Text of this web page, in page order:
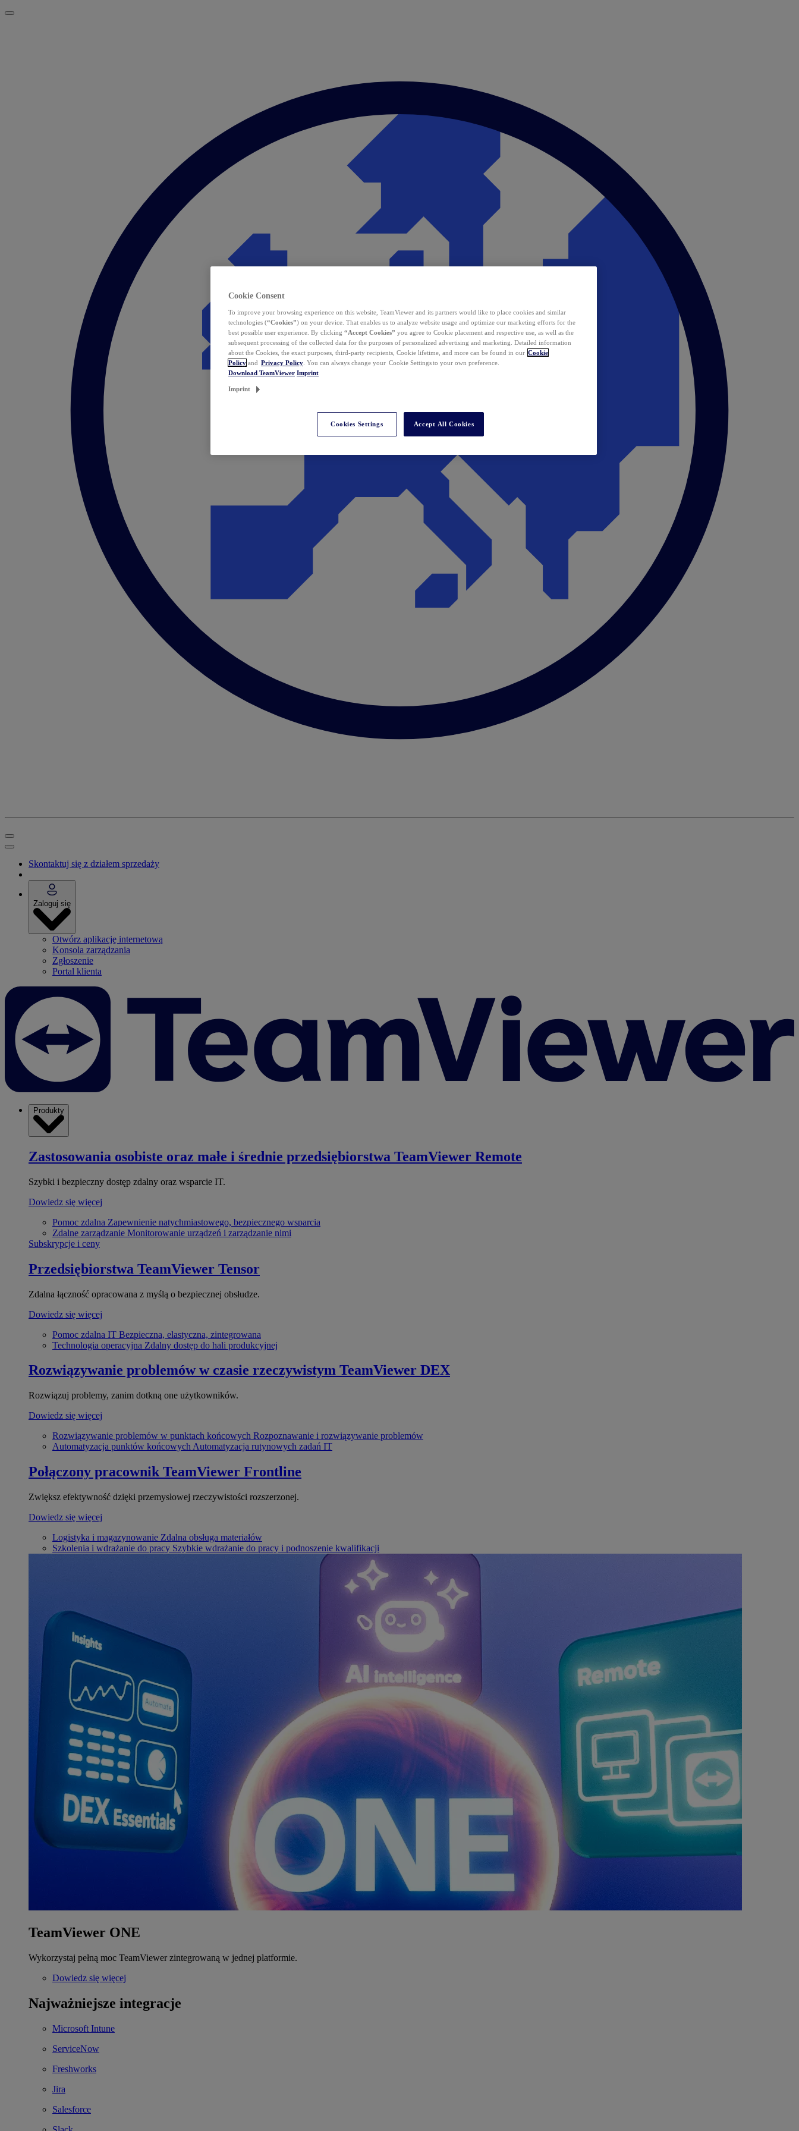
Skontaktuj się z działem sprzedaży
Zaloguj się
Otwórz aplikację internetową
Konsola zarządzania
Zgłoszenie
Portal klienta
Produkty
Zastosowania osobiste oraz małe i średnie przedsiębiorstwa TeamViewer Remote
Szybki i bezpieczny dostęp zdalny oraz wsparcie IT.
Dowiedz się więcej
Pomoc zdalna Zapewnienie natychmiastowego, bezpiecznego wsparcia
Zdalne zarządzanie Monitorowanie urządzeń i zarządzanie nimi
Subskrypcje i ceny
Przedsiębiorstwa TeamViewer Tensor
Zdalna łączność opracowana z myślą o bezpiecznej obsłudze.
Dowiedz się więcej
Pomoc zdalna IT Bezpieczna, elastyczna, zintegrowana
Technologia operacyjna Zdalny dostęp do hali produkcyjnej
Rozwiązywanie problemów w czasie rzeczywistym TeamViewer DEX
Rozwiązuj problemy, zanim dotkną one użytkowników.
Dowiedz się więcej
Rozwiązywanie problemów w punktach końcowych Rozpoznawanie i rozwiązywanie problemów
Automatyzacja punktów końcowych Automatyzacja rutynowych zadań IT
Połączony pracownik TeamViewer Frontline
Zwiększ efektywność dzięki przemysłowej rzeczywistości rozszerzonej.
Dowiedz się więcej
Logistyka i magazynowanie Zdalna obsługa materiałów
Szkolenia i wdrażanie do pracy Szybkie wdrażanie do pracy i podnoszenie kwalifikacji
TeamViewer ONE
Wykorzystaj pełną moc TeamViewer zintegrowaną w jednej platformie.
Dowiedz się więcej
Najważniejsze integracje
Microsoft Intune
ServiceNow
Freshworks
Jira
Salesforce
Cookie Consent
To improve your browsing experience on this website, TeamViewer and its partners would like to place cookies and similar
technologies (“Cookies”) on your device. That enables us to analyze website usage and optimize our marketing efforts for the
best possible user experience. By clicking “Accept Cookies” you agree to Cookie placement and respective use, as well as the
subsequent processing of the collected data for the purposes of personalized advertising and marketing. Detailed information
about the Cookies, the exact purposes, third-party recipients, Cookie lifetime, and more can be found in our Cookie
Policy and Privacy Policy . You can always change your Cookie Settings to your own preference.
Download TeamViewer Imprint
Imprint
Cookies Settings Accept All Cookies